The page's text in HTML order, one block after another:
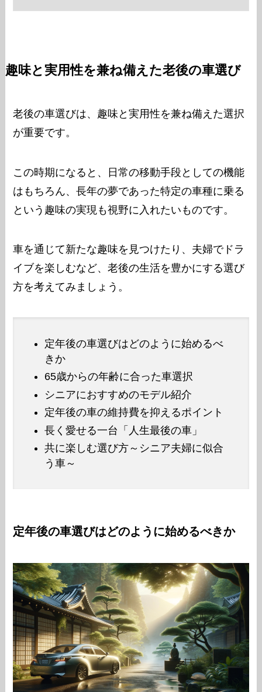
趣味と実用性を兼ね備えた老後の車選び
老後の車選びは、趣味と実用性を兼ね備えた選択
が重要です。
この時期になると、日常の移動手段としての機能
はもちろん、長年の夢であった特定の車種に乗る
という趣味の実現も視野に入れたいものです。
車を通じて新たな趣味を見つけたり、夫婦でドラ
イブを楽しむなど、老後の生活を豊かにする選び
方を考えてみましょう。
定年後の車選びはどのように始めるべ
きか
65歳からの年齢に合った車選択
シニアにおすすめのモデル紹介
定年後の車の維持費を抑えるポイント
長く愛せる一台「人生最後の車」
共に楽しむ選び方～シニア夫婦に似合
う車～
定年後の車選びはどのように始めるべきか